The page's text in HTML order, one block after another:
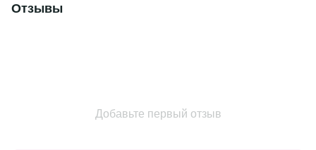
Отзывы
Добавьте первый отзыв